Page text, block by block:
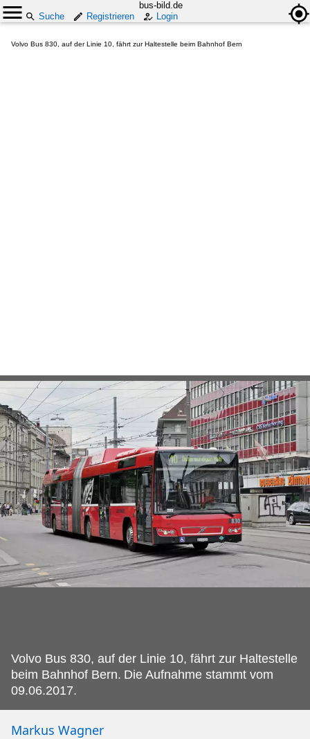
bus-bild.de
Suche
Registrieren Login
Volvo Bus 830, auf der Linie 10, fährt zur Haltestelle beim Bahnhof Bern
Volvo Bus 830, auf der Linie 10, fährt zur Haltestelle
beim Bahnhof Bern. Die Aufnahme stammt vom
09.06.2017.
Markus Wagner